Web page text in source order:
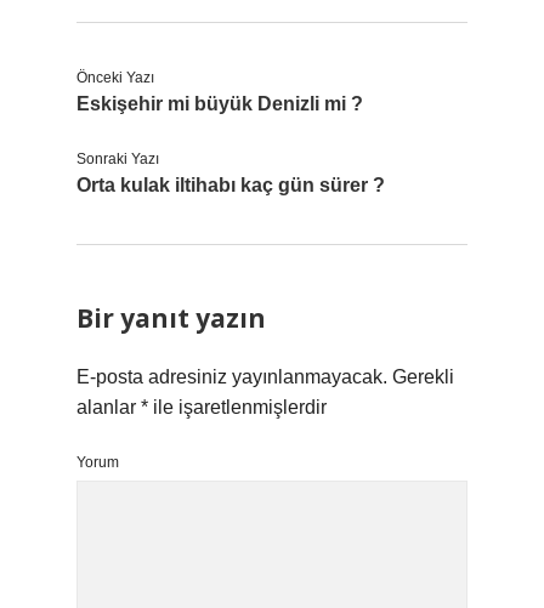
Önceki Yazı
Eskişehir mi büyük Denizli mi ?
Sonraki Yazı
Orta kulak iltihabı kaç gün sürer ?
Bir yanıt yazın
E-posta adresiniz yayınlanmayacak. Gerekli
alanlar * ile işaretlenmişlerdir
Yorum